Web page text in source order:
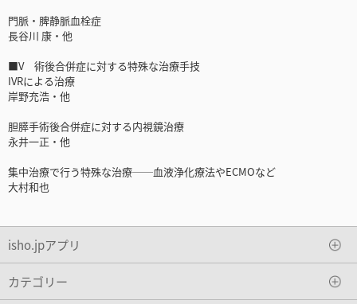
門脈・脾静脈血栓症
長谷川 康・他
■V 術後合併症に対する特殊な治療手技
IVRによる治療
岸野充浩・他
胆膵手術後合併症に対する内視鏡治療
永井一正・他
集中治療で行う特殊な治療──血液浄化療法やECMOなど
大村和也
isho.jpアプリ
カテゴリー